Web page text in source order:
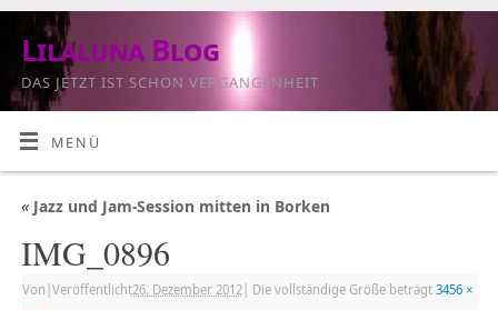
Lilaluna Blog
DAS JETZT IST SCHON VERGANGENHEIT
MENÜ
«Jazz und Jam-Session mitten in Borken
IMG_0896
Von Veröffentlicht26. Dezember 2012| Die vollständige Größe beträgt 3456 ×